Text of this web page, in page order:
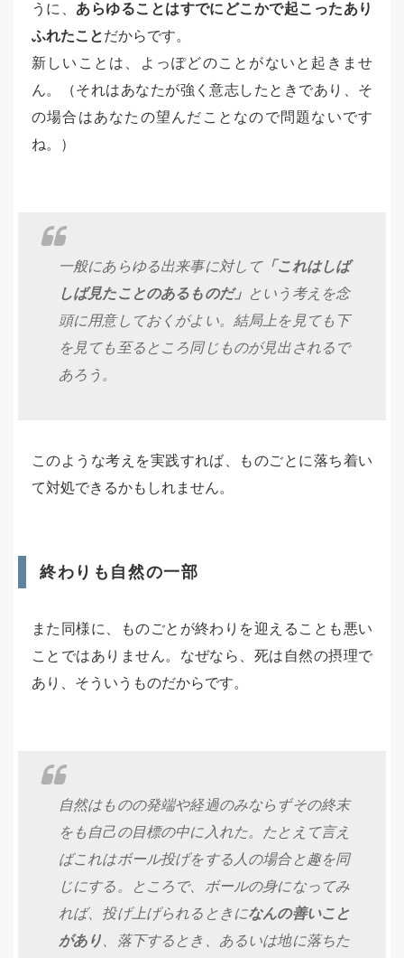
うに、 あらゆることはすでにどこかで起こったあり
ふれたことだからです。
新しいことは、よっぽどのことがないと起きませ
ん。（それはあなたが強く意志したときであり、そ
の場合はあなたの望んだことなので問題ないです
ね。）
一般にあらゆる出来事に対して「これはしば
しば見たことのあるものだ」 という考えを念
頭に用意しておくがよい。結局上を見ても下
を見ても至るところ同じものが見出されるで
あろう。
このような考えを実践すれば、ものごとに落ち着い
て対処できるかもしれません。
終わりも自然の一部
また同様に、ものごとが終わりを迎えることも悪い
ことではありません。なぜなら、死は自然の摂理で
あり、そういうものだからです。
自然はものの発端や経過のみならずその終末
をも自己の目標の中に入れた。たとえて言え
ばこれはボール投げをする人の場合と趣を同
じにする。ところで、ボールの身になってみ
れば、投げ上げられるときになんの善いこと
があり 、落下するとき、あるいは地に落ちた